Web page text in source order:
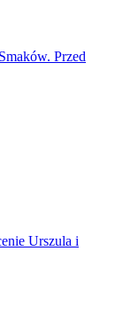
Przed
Urszula i